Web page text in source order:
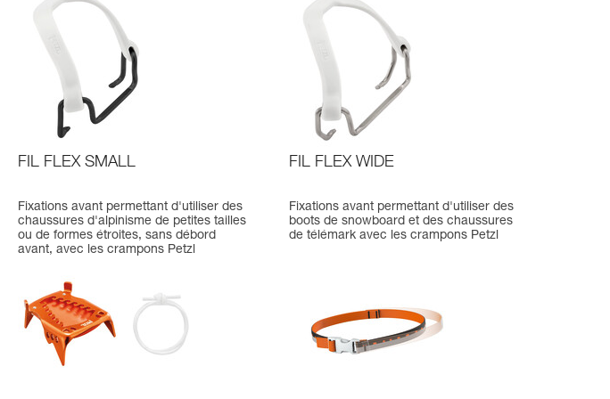
FIL FLEX SMALL
Fixations avant permettant d'utiliser des
chaussures d'alpinisme de petites tailles
ou de formes étroites, sans débord
avant, avec les crampons Petzl
FIL FLEX WIDE
Fixations avant permettant d'utiliser des
boots de snowboard et des chaussures
de télémark avec les crampons Petzl